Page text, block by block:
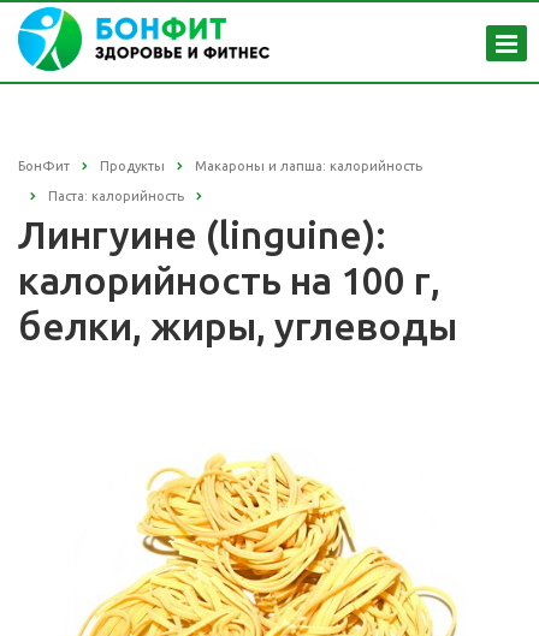
БонФит Продукты Макароны и лапша: калорийность
Паста: калорийность
Лингуине (linguine):
калорийность на 100 г,
белки, жиры, углеводы